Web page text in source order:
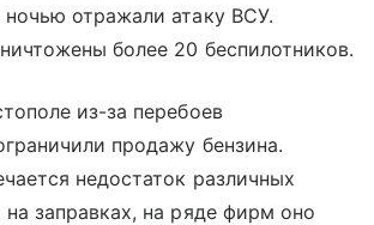
отражали атаку ВСУ.
более 20 беспилотников.
из-за перебоев
продажу бензина.
недостаток различных
заправках, на ряде фирм оно